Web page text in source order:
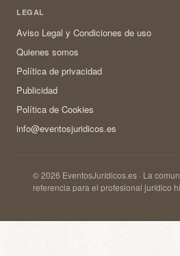
LEGAL
Aviso Legal y Condiciones de uso
Quienes somos
Política de privacidad
Publicidad
Política de Cookies
info@eventosjuridicos.es
© 2026 EventosJurídicos.es · La
referencia para el profesional jurídico